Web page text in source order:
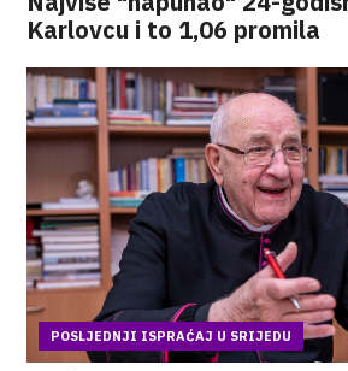
Karlovcu i to 1,06 promila
POSLJEDNJI ISPRAĆAJ U SRIJEDU